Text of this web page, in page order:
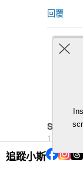
追蹤小斯
回覆
小斯
2 12 月,
係 同
Seller
1 8 月, 2022
如用red